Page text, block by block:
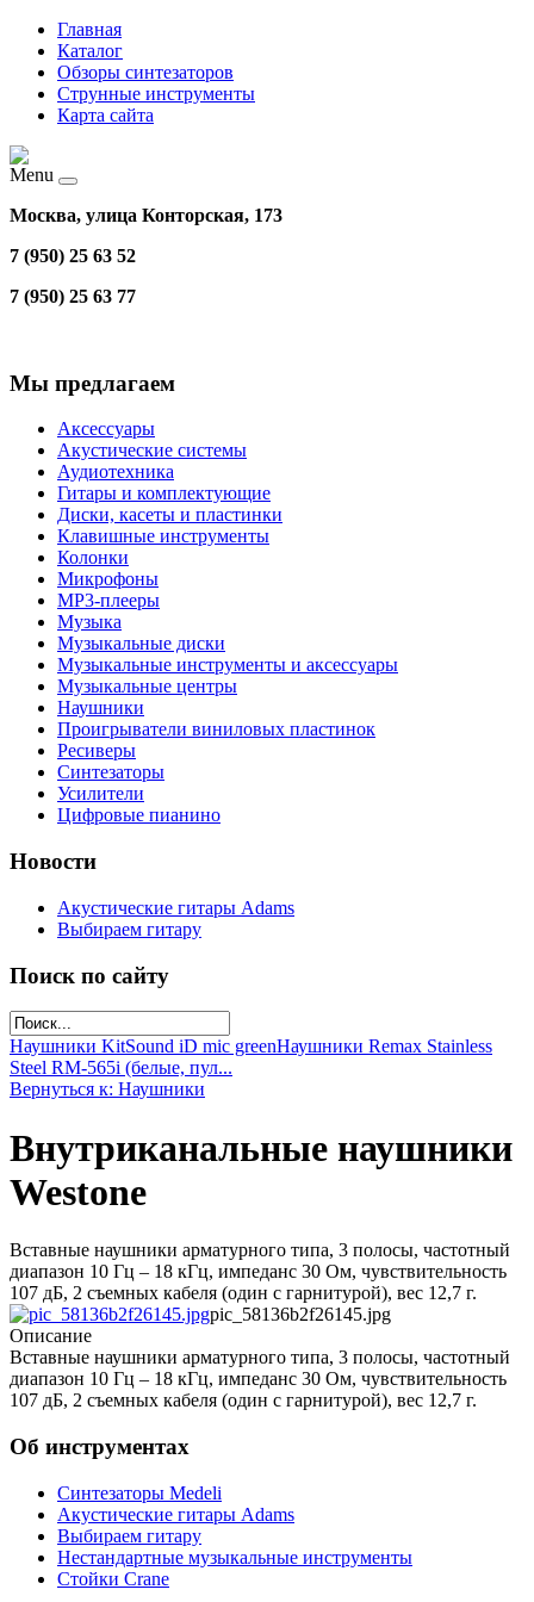
Главная
Каталог
Обзоры синтезаторов
Струнные инструменты
Карта сайта
Menu
Москва, улица Конторская, 173
7 (950) 25 63 52
7 (950) 25 63 77
Мы предлагаем
Аксессуары
Акустические системы
Аудиотехника
Гитары и комплектующие
Диски, касеты и пластинки
Клавишные инструменты
Колонки
Микрофоны
МР3-плееры
Музыка
Музыкальные диски
Музыкальные инструменты и аксессуары
Музыкальные центры
Наушники
Проигрыватели виниловых пластинок
Ресиверы
Синтезаторы
Усилители
Цифровые пианино
Новости
Акустические гитары Adams
Выбираем гитару
Поиск по сайту
Наушники KitSound iD mic greenНаушники Remax Stainless
Steel RM-565i (белые, пул...
Вернуться к: Наушники
Внутриканальные наушники
Westone
Вставные наушники арматурного типа, 3 полосы, частотный
диапазон 10 Гц – 18 кГц, импеданс 30 Ом, чувствительность
107 дБ, 2 съемных кабеля (один с гарнитурой), вес 12,7 г.
pic_58136b2f26145.jpg
Описание
Вставные наушники арматурного типа, 3 полосы, частотный
диапазон 10 Гц – 18 кГц, импеданс 30 Ом, чувствительность
107 дБ, 2 съемных кабеля (один с гарнитурой), вес 12,7 г.
Об инструментах
Синтезаторы Мedeli
Акустические гитары Adams
Выбираем гитару
Нестандартные музыкальные инструменты
Стойки Crane